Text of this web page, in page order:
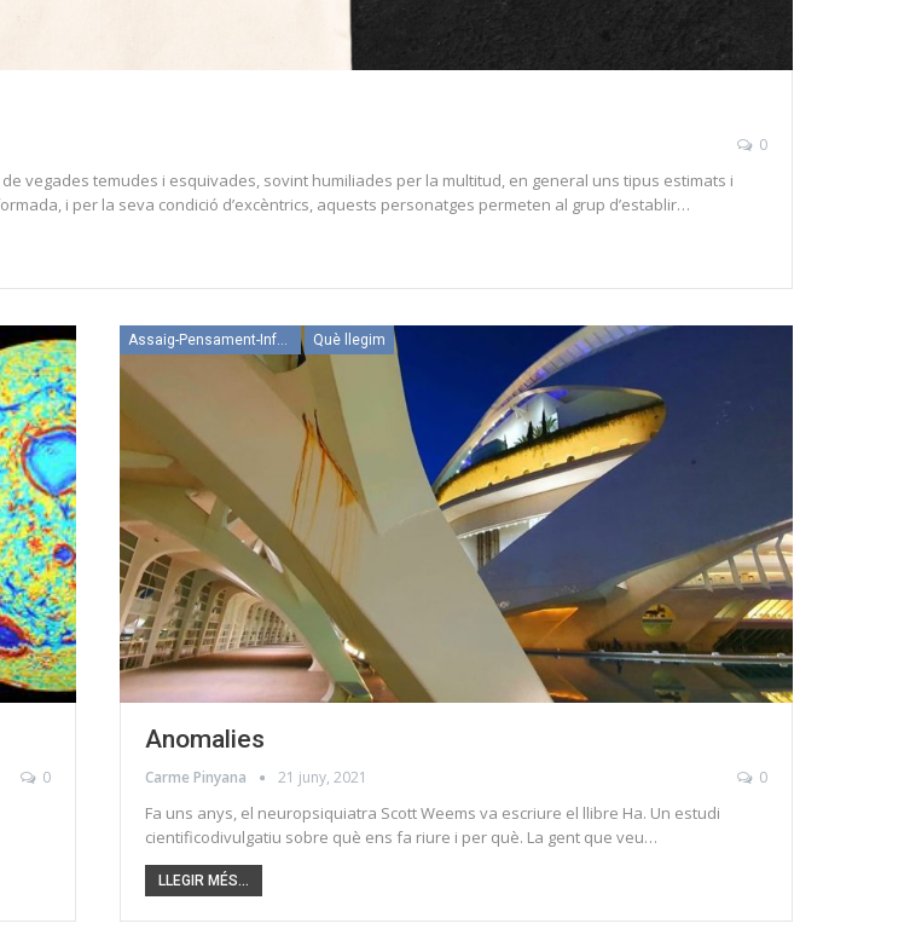
0
vegades temudes i esquivades, sovint humiliades per la multitud, en general uns tipus estimats i
i per la seva condició d’excèntrics, aquests personatges permeten al grup d’establir…
0
Assaig-Pensament-Informació Què llegim
Anomalies
Carme Pinyana 21 juny, 2021 0
Fa uns anys, el neuropsiquiatra Scott Weems va escriure el llibre Ha. Un estudi
cientificodivulgatiu sobre què ens fa riure i per què. La gent que veu…
LLEGIR MÉS...